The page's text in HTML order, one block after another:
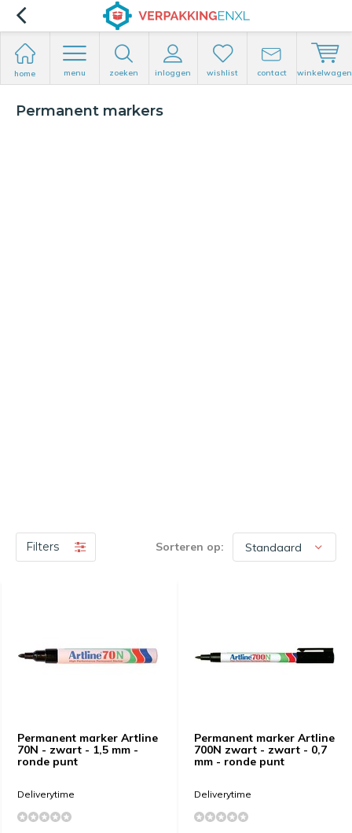
home menu zoeken inloggen wishlist contact winkelwagen
Permanent markers
Filters Sorteren op:
Permanent marker Artline
70N - zwart - 1,5 mm -
ronde punt
Deliverytime
Permanent marker Artline
700N zwart - zwart - 0,7
mm - ronde punt
Deliverytime